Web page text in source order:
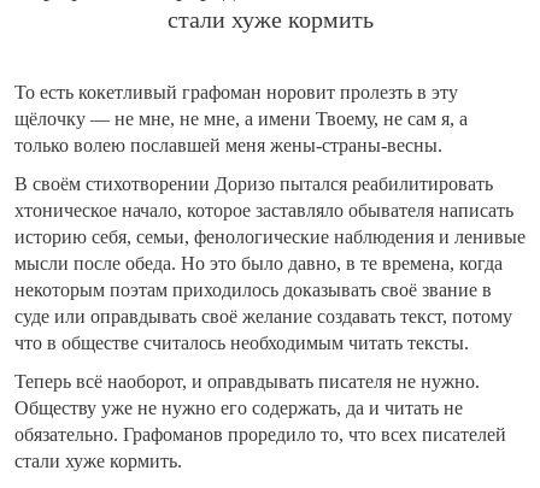
стали хуже кормить
То есть кокетливый графоман норовит пролезть в эту
щёлочку — не мне, не мне, а имени Твоему, не сам я, а
только волею пославшей меня жены-страны-весны.
В своём стихотворении Доризо пытался реабилитировать
хтоническое начало, которое заставляло обывателя написать
историю себя, семьи, фенологические наблюдения и ленивые
мысли после обеда. Но это было давно, в те времена, когда
некоторым поэтам приходилось доказывать своё звание в
суде или оправдывать своё желание создавать текст, потому
что в обществе считалось необходимым читать тексты.
Теперь всё наоборот, и оправдывать писателя не нужно.
Обществу уже не нужно его содержать, да и читать не
обязательно. Графоманов проредило то, что всех писателей
стали хуже кормить.